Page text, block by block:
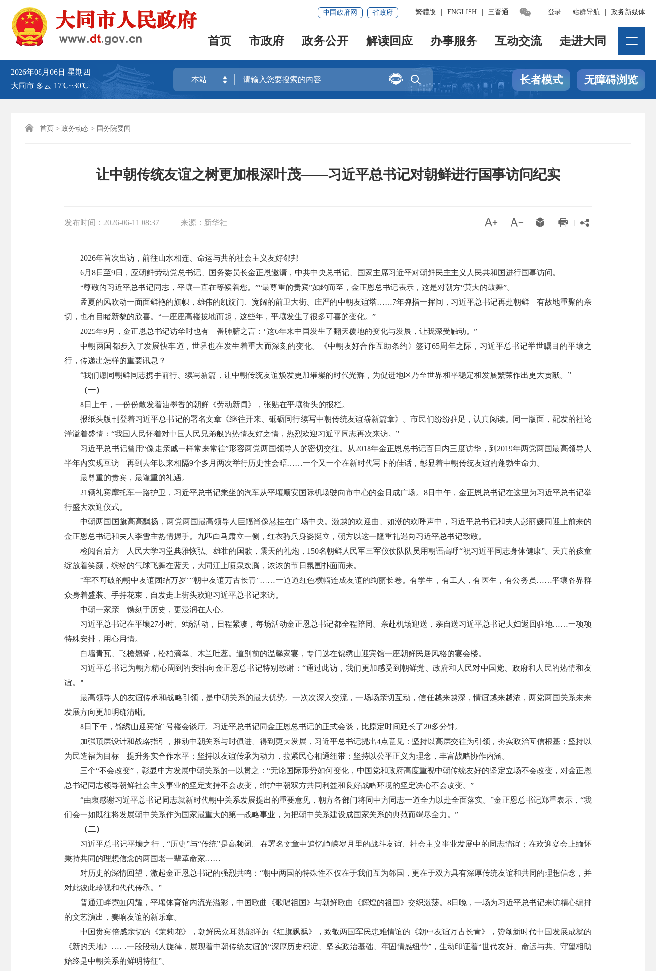
登录 站群导航 政务新媒体
繁體版 ENGLISH 三晋通 
中国政府网 省政府
首页 市政府 政务公开 解读回应 办事服务 互动交流 走进大同
2026年08月06日 星期四
大同市 多云 17℃~30℃
本站 
 长者模式 无障碍浏览
 首页 > 政务动态 > 国务院要闻
让中朝传统友谊之树更加根深叶茂——习近平总书记对朝鲜进行国事访问纪实
发布时间： 2026-06-11 08:37 来源： 新华社     
2026年首次出访，前往山水相连、命运与共的社会主义友好邻邦——
6月8日至9日，应朝鲜劳动党总书记、国务委员长金正恩邀请，中共中央总书记、国家主席习近平对朝鲜民主主义人民共和国进行国事访问。
“尊敬的习近平总书记同志，平壤一直在等候着您。”“最尊重的贵宾”如约而至，金正恩总书记表示，这是对朝方“莫大的鼓舞”。
孟夏的风吹动一面面鲜艳的旗帜，雄伟的凯旋门、宽阔的前卫大街、庄严的中朝友谊塔……7年弹指一挥间，习近平总书记再赴朝鲜，有故地重聚的亲
切，也有目睹新貌的欣喜。“一座座高楼拔地而起，这些年，平壤发生了很多可喜的变化。”
2025年9月，金正恩总书记访华时也有一番肺腑之言：“这6年来中国发生了翻天覆地的变化与发展，让我深受触动。”
中朝两国都步入了发展快车道，世界也在发生着重大而深刻的变化。《中朝友好合作互助条约》签订65周年之际，习近平总书记举世瞩目的平壤之
行，传递出怎样的重要讯息？
“我们愿同朝鲜同志携手前行、续写新篇，让中朝传统友谊焕发更加璀璨的时代光辉，为促进地区乃至世界和平稳定和发展繁荣作出更大贡献。”
（一）
8日上午，一份份散发着油墨香的朝鲜《劳动新闻》，张贴在平壤街头的报栏。
报纸头版刊登着习近平总书记的署名文章《继往开来、砥砺同行续写中朝传统友谊崭新篇章》。市民们纷纷驻足，认真阅读。同一版面，配发的社论
洋溢着盛情：“我国人民怀着对中国人民兄弟般的热情友好之情，热烈欢迎习近平同志再次来访。”
习近平总书记曾用“像走亲戚一样常来常往”形容两党两国领导人的密切交往。从2018年金正恩总书记百日内三度访华，到2019年两党两国最高领导人
半年内实现互访，再到去年以来相隔9个多月两次举行历史性会晤……一个又一个在新时代写下的佳话，彰显着中朝传统友谊的蓬勃生命力。
最尊重的贵宾，最隆重的礼遇。
21辆礼宾摩托车一路护卫，习近平总书记乘坐的汽车从平壤顺安国际机场驶向市中心的金日成广场。8日中午，金正恩总书记在这里为习近平总书记举
行盛大欢迎仪式。
中朝两国国旗高高飘扬，两党两国最高领导人巨幅肖像悬挂在广场中央。激越的欢迎曲、如潮的欢呼声中，习近平总书记和夫人彭丽媛同迎上前来的
金正恩总书记和夫人李雪主热情握手。九匹白马肃立一侧，红衣骑兵身姿挺立，朝方以这一隆重礼遇向习近平总书记致敬。
检阅台后方，人民大学习堂典雅恢弘。雄壮的国歌，震天的礼炮，150名朝鲜人民军三军仪仗队队员用朝语高呼“祝习近平同志身体健康”。天真的孩童
绽放着笑颜，缤纷的气球飞舞在蓝天，大同江上喷泉欢腾，浓浓的节日氛围扑面而来。
“牢不可破的朝中友谊团结万岁”“朝中友谊万古长青”……一道道红色横幅连成友谊的绚丽长卷。有学生，有工人，有医生，有公务员……平壤各界群
众身着盛装、手持花束，自发走上街头欢迎习近平总书记来访。
中朝一家亲，镌刻于历史，更浸润在人心。
习近平总书记在平壤27小时、9场活动，日程紧凑，每场活动金正恩总书记都全程陪同。亲赴机场迎送，亲自送习近平总书记夫妇返回驻地……一项项
特殊安排，用心用情。
白墙青瓦、飞檐翘脊，松柏滴翠、木兰吐蕊。道别前的温馨家宴，专门选在锦绣山迎宾馆一座朝鲜民居风格的宴会楼。
习近平总书记为朝方精心周到的安排向金正恩总书记特别致谢：“通过此访，我们更加感受到朝鲜党、政府和人民对中国党、政府和人民的热情和友
谊。”
最高领导人的友谊传承和战略引领，是中朝关系的最大优势。一次次深入交流，一场场亲切互动，信任越来越深，情谊越来越浓，两党两国关系未来
发展方向更加明确清晰。
8日下午，锦绣山迎宾馆1号楼会谈厅。习近平总书记同金正恩总书记的正式会谈，比原定时间延长了20多分钟。
加强顶层设计和战略指引，推动中朝关系与时俱进、得到更大发展，习近平总书记提出4点意见：坚持以高层交往为引领，夯实政治互信根基；坚持以
为民造福为目标，提升务实合作水平；坚持以友谊传承为动力，拉紧民心相通纽带；坚持以公平正义为理念，丰富战略协作内涵。
三个“不会改变”，彰显中方发展中朝关系的一以贯之：“无论国际形势如何变化，中国党和政府高度重视中朝传统友好的坚定立场不会改变，对金正恩
总书记同志领导朝鲜社会主义事业的坚定支持不会改变，维护中朝双方共同利益和良好战略环境的坚定决心不会改变。”
“由衷感谢习近平总书记同志就新时代朝中关系发展提出的重要意见，朝方各部门将同中方同志一道全力以赴全面落实。”金正恩总书记郑重表示，“我
们会一如既往将发展朝中关系作为国家最重大的第一战略事业，为把朝中关系建设成国家关系的典范而竭尽全力。”
（二）
习近平总书记平壤之行，“历史”与“传统”是高频词。在署名文章中追忆峥嵘岁月里的战斗友谊、社会主义事业发展中的同志情谊；在欢迎宴会上缅怀
秉持共同的理想信念的两国老一辈革命家……
对历史的深情回望，激起金正恩总书记的强烈共鸣：“朝中两国的特殊性不仅在于我们互为邻国，更在于双方具有深厚传统友谊和共同的理想信念，并
对此彼此珍视和代代传承。”
普通江畔霓虹闪耀，平壤体育馆内流光溢彩，中国歌曲《歌唱祖国》与朝鲜歌曲《辉煌的祖国》交织激荡。8日晚，一场为习近平总书记来访精心编排
的文艺演出，奏响友谊的新乐章。
中国贵宾倍感亲切的《茉莉花》，朝鲜民众耳熟能详的《红旗飘飘》，致敬两国军民患难情谊的《朝中友谊万古长青》，赞颂新时代中国发展成就的
《新的天地》……一段段动人旋律，展现着中朝传统友谊的“深厚历史积淀、坚实政治基础、牢固情感纽带”，生动印证着“世代友好、命运与共、守望相助
始终是中朝关系的鲜明特征”。